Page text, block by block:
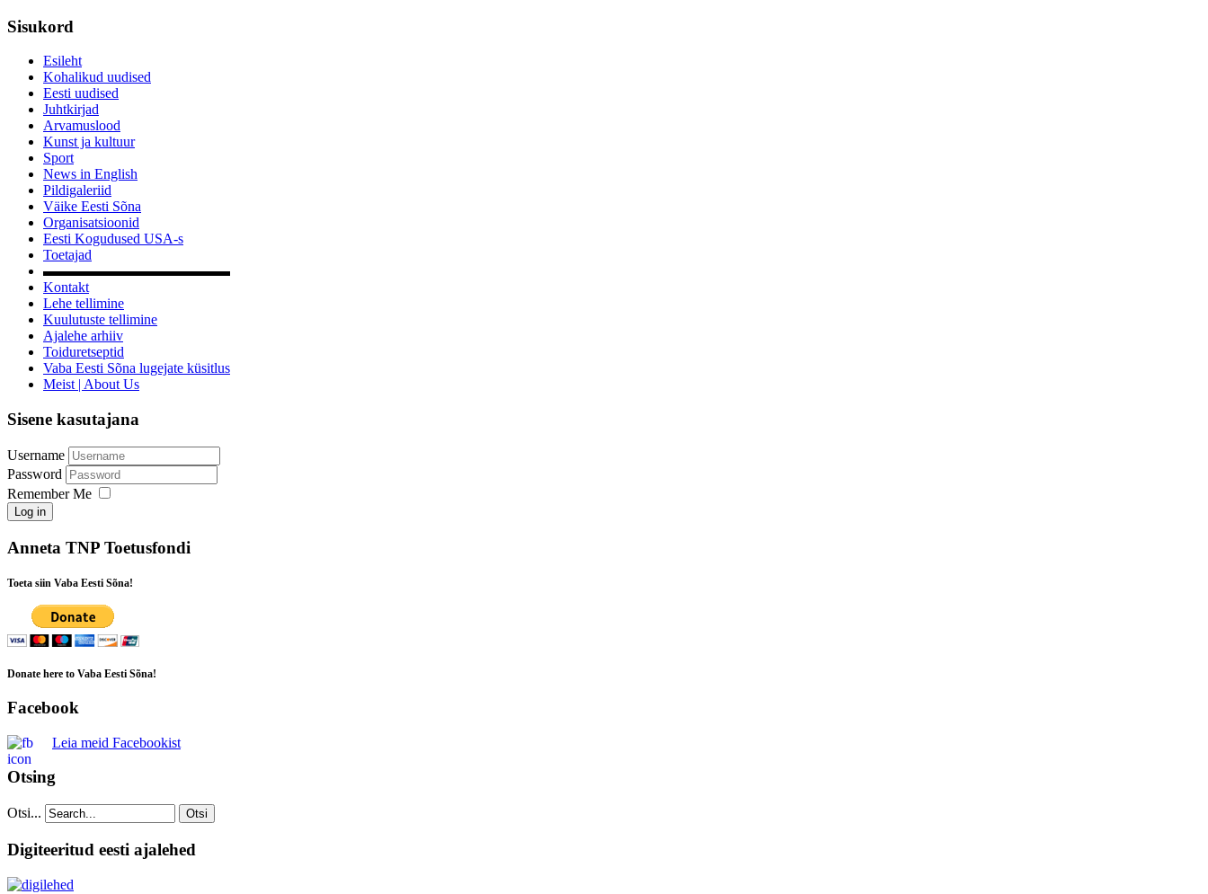
Sisukord
Esileht
Kohalikud uudised
Eesti uudised
Juhtkirjad
Arvamuslood
Kunst ja kultuur
Sport
News in English
Pildigaleriid
Väike Eesti Sõna
Organisatsioonid
Eesti Kogudused USA-s
Toetajad
▬▬▬▬▬▬▬▬▬▬▬▬▬
Kontakt
Lehe tellimine
Kuulutuste tellimine
Ajalehe arhiiv
Toiduretseptid
Vaba Eesti Sõna lugejate küsitlus
Meist | About Us
Sisene kasutajana
Username
Password
Remember Me
Log in
Anneta TNP Toetusfondi
Toeta siin Vaba Eesti Sõna!
Donate here to Vaba Eesti Sõna!
Facebook
Leia meid Facebookist
Otsing
Otsi... Otsi
Digiteeritud eesti ajalehed